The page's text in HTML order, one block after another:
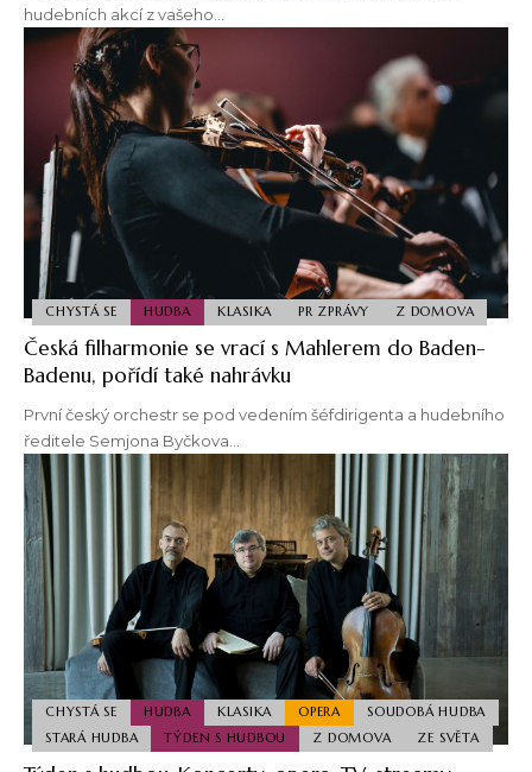
hudebních akcí z vašeho…
CHYSTÁ SE HUDBA KLASIKA PR ZPRÁVY Z DOMOVA
Česká filharmonie se vrací s Mahlerem do Baden-
Badenu, pořídí také nahrávku
První český orchestr se pod vedením šéfdirigenta a hudebního
ředitele Semjona Byčkova…
CHYSTÁ SE HUDBA KLASIKA OPERA
SOUDOBÁ HUDBA
STARÁ HUDBA
TÝDEN S HUDBOU Z DOMOVA ZE SVĚTA